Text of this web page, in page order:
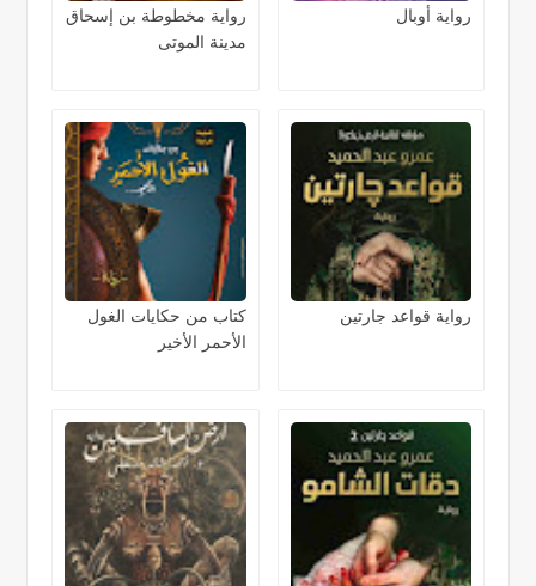
رواية أوبال
رواية مخطوطة بن إسحاق
مدينة الموتى
رواية قواعد جارتين
كتاب من حكايات الغول
الأحمر الأخير